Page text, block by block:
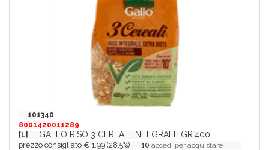
101340
8001420011289
[L]
GALLO RISO 3 CEREALI INTEGRALE GR.400
prezzo consigliato € 1.99 (28.5%) 10 accedi per acquistare